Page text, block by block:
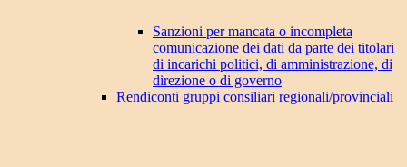
Sanzioni per mancata o incompleta
comunicazione dei dati da parte dei titolari
di incarichi politici, di amministrazione, di
direzione o di governo
Rendiconti gruppi consiliari regionali/provinciali